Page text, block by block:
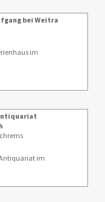
bei Weitra
im
im